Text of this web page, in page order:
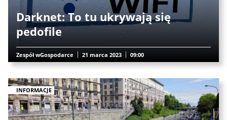
Darknet: To tu ukrywają się
pedofile
Zespół wGospodarce 21 marca 2023 09:00
INFORMACJE